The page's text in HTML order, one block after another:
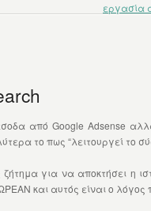
εργασία
από Google Adsense
το πως “λειτουργεί το
για να αποκτήσει η
και αυτός είναι ο λόγος